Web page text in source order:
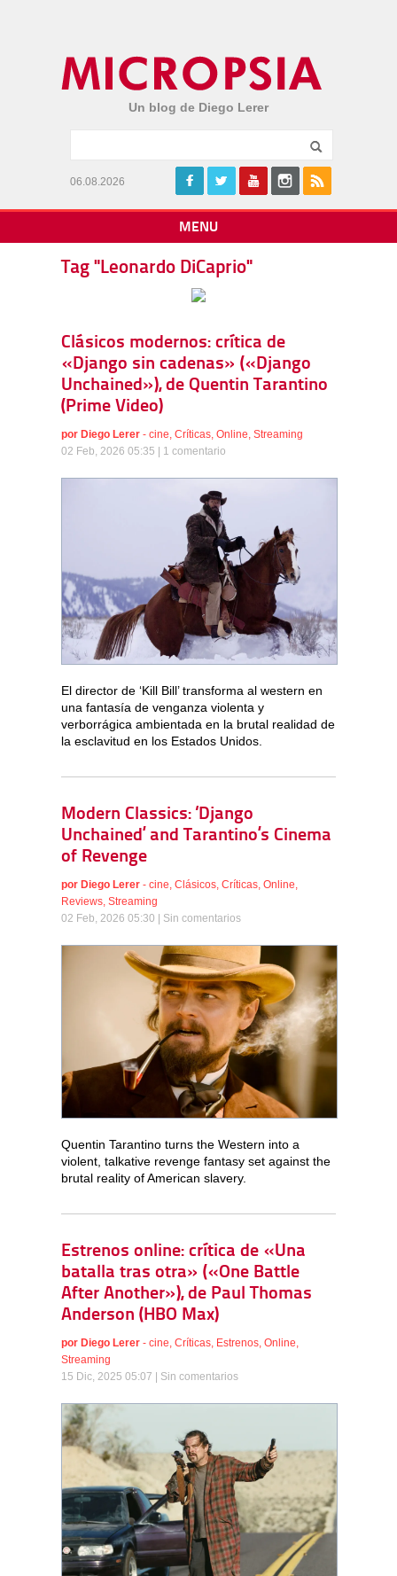
Un blog de Diego Lerer
06.08.2026
MENU
Tag "Leonardo DiCaprio"
Clásicos modernos: crítica de
«Django sin cadenas» («Django
Unchained»), de Quentin Tarantino
(Prime Video)
por Diego Lerer - cine, Críticas, Online, Streaming
02 Feb, 2026 05:35 | 1 comentario
El director de ‘Kill Bill’ transforma al western en
una fantasía de venganza violenta y
verborrágica ambientada en la brutal realidad de
la esclavitud en los Estados Unidos.
Modern Classics: ‘Django
Unchained’ and Tarantino’s Cinema
of Revenge
por Diego Lerer - cine Clásicos Críticas Online
Reviews Streaming
02 Feb, 2026 05:30 | Sin comentarios
Quentin Tarantino turns the Western into a
violent, talkative revenge fantasy set against the
brutal reality of American slavery.
Estrenos online: crítica de «Una
batalla tras otra» («One Battle
After Another»), de Paul Thomas
Anderson (HBO Max)
por Diego Lerer - cine, Críticas, Estrenos, Online,
Streaming
15 Dic, 2025 05:07 | Sin comentarios